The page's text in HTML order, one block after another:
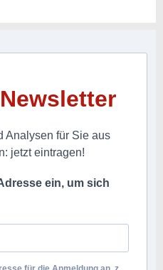
Analysen für Sie aus
jetzt eintragen!
ein, um sich